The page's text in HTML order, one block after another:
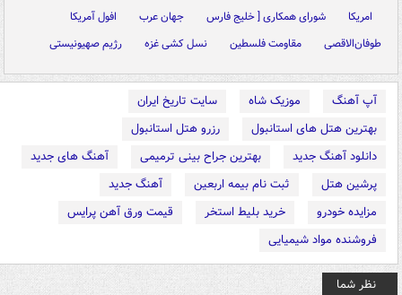
امریکا شورای همکاری [ خلیج فارس جهان عرب
افول آمریکا
طوفان‌الاقصی
مقاومت فلسطین نسل کشی غزه رژیم صهیونیستی
آپ آهنگ موزیک شاه
سایت تاریخ ایران
بهترین هتل های استانبول
رزرو هتل استانبول
دانلود آهنگ جدید
بهترین جراح بینی ترمیمی
آهنگ های جدید
پرشین هتل
ثبت نام بیمه اربعین
آهنگ جدید
مزایده خودرو
خرید بلیط استخر
قیمت ورق آهن پرایس
فروشنده مواد شیمیایی
نظر شما